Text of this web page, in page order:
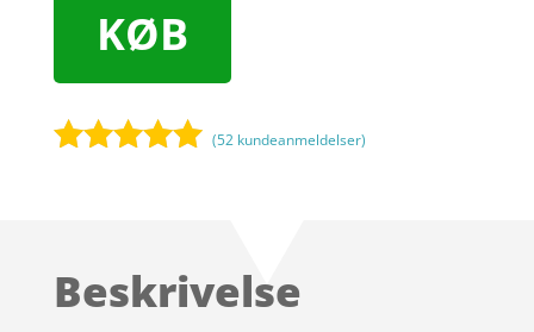
KØB
kundebedøm
(52 kundeanmeldelser)
Beskrivelse